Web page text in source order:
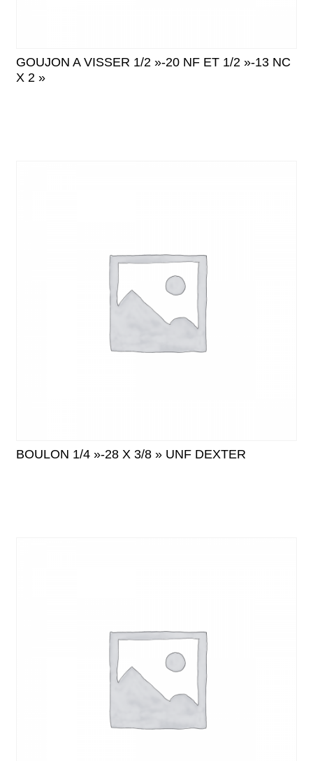
GOUJON A VISSER 1/2 »-20 NF ET 1/2 »-13 NC
X 2 »
BOULON 1/4 »-28 X 3/8 » UNF DEXTER